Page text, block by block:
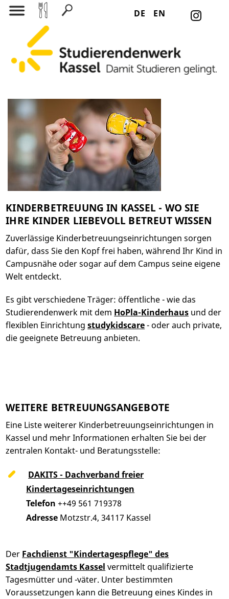
DE EN
Suchen nach:
KINDERBETREUUNG IN KASSEL - WO SIE
IHRE KINDER LIEBEVOLL BETREUT WISSEN
Zuverlässige Kinderbetreuungseinrichtungen sorgen
dafür, dass Sie den Kopf frei haben, während Ihr Kind in
Campusnähe oder sogar auf dem Campus seine eigene
Welt entdeckt.
Es gibt verschiedene Träger: öffentliche - wie das
Studierendenwerk mit dem HoPla-Kinderhaus und der
flexiblen Einrichtungstudykidscare- oder auch private,
die geeignete Betreuung anbieten.
WEITERE BETREUUNGSANGEBOTE
Eine Liste weiterer Kinderbetreuungseinrichtungen in
Kassel und mehr Informationen erhalten Sie bei der
zentralen Kontakt- und Beratungsstelle:
DAKITS - Dachverband freier
Kindertageseinrichtungen
Telefon ++49 561 719378
Adresse Motzstr.4, 34117 Kassel
Der Fachdienst "Kindertagespflege" des
Stadtjugendamts Kassel vermittelt qualifizierte
Tagesmütter und -väter. Unter bestimmten
Voraussetzungen kann die Betreuung eines Kindes in